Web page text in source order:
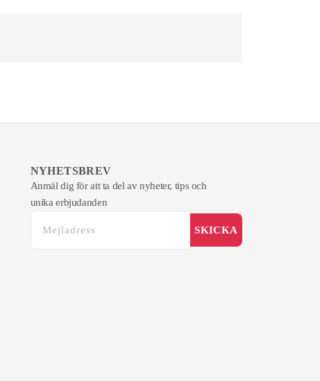
NYHETSBREV
Anmäl dig för att ta del av nyheter, tips och
unika erbjudanden
SKICKA